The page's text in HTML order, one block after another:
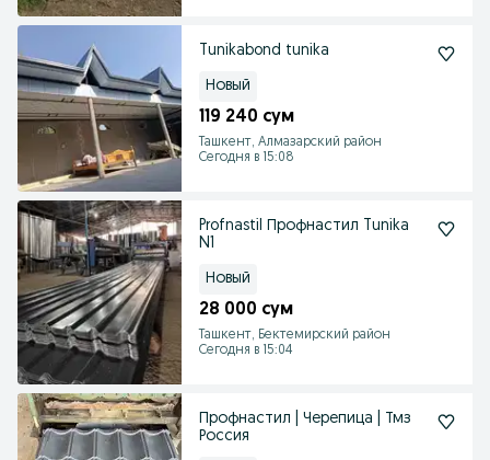
Tunikabond tunika
Новый
119 240 сум
Ташкент, Алмазарский район
Сегодня в 15:08
Profnastil Профнастил Tunika
N1
Новый
28 000 сум
Ташкент, Бектемирский район
Сегодня в 15:04
Профнастил | Черепица | Тмз
Россия